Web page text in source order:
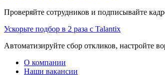
Проверяйте сотрудников и подписывайте
Ускорьте подбор в 2 раза с Talantix
Автоматизируйте сбор откликов, настройте
О компании
Наши вакансии